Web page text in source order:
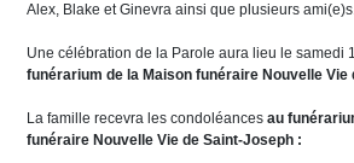
Alex, Blake et Ginevra ainsi que plusieurs
Une célébration de la Parole aura lieu le samedi
funérarium de la Maison funéraire Nouvelle Vie
La famille recevra les condoléances au
funéraire Nouvelle Vie de Saint-Joseph :